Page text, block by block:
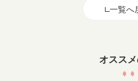
一覧へ
オスス